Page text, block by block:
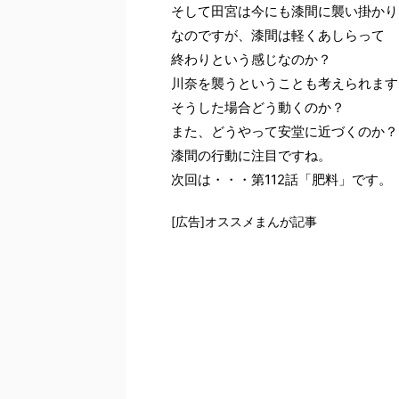
そして田宮は今にも漆間に襲い掛かり
なのですが、漆間は軽くあしらって
終わりという感じなのか？
川奈を襲うということも考えられます
そうした場合どう動くのか？
また、どうやって安堂に近づくのか？
漆間の行動に注目ですね。
次回は・・・第112話「肥料」です。
[広告]オススメまんが記事